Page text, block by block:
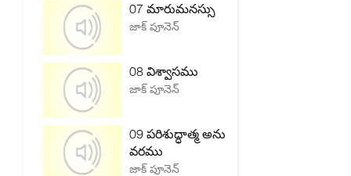
07 మారుమనస్సు
జాక్ పూనెన్
08 విశ్వాసము
జాక్ పూనెన్
09 పరిశుద్ధాత్మ అను
వరము
జాక్ పూనెన్